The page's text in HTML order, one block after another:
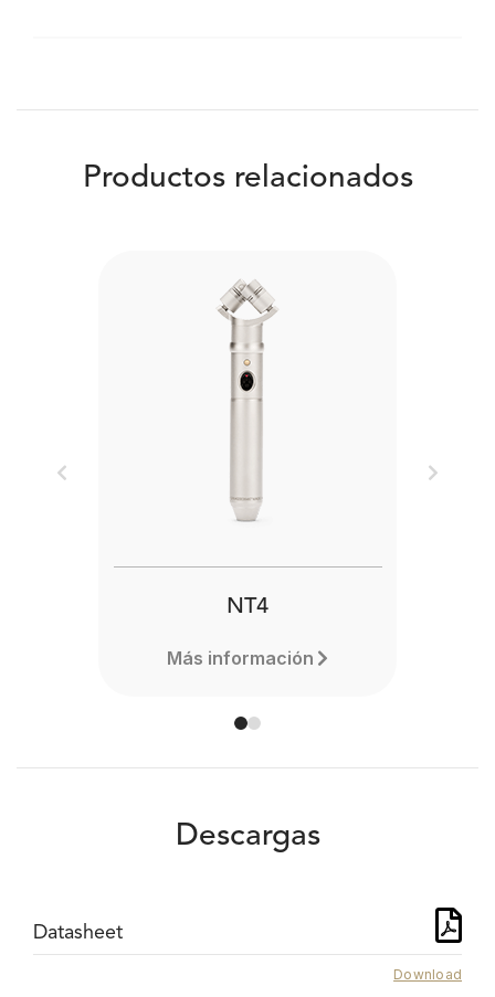
Productos relacionados
NT4
Más información
Previous Next
Descargas
Datasheet
Download